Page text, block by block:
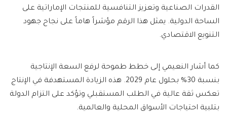
القدرات الصناعية وتعزيز التنافسية للمنتجات الإماراتية على
الساحة الدولية. يمثل هذا الرقم مؤشراً هاماً على نجاح جهود
التنويع الاقتصادي.
كما أشار النعيمي إلى خطط طموحة لرفع السعة الإنتاجية
بنسبة 30% بحلول عام 2029. هذه الزيادة المستهدفة في الإنتاج
تعكس ثقة عالية في الطلب المستقبلي وتؤكد على التزام الدولة
بتلبية احتياجات الأسواق المحلية والعالمية.